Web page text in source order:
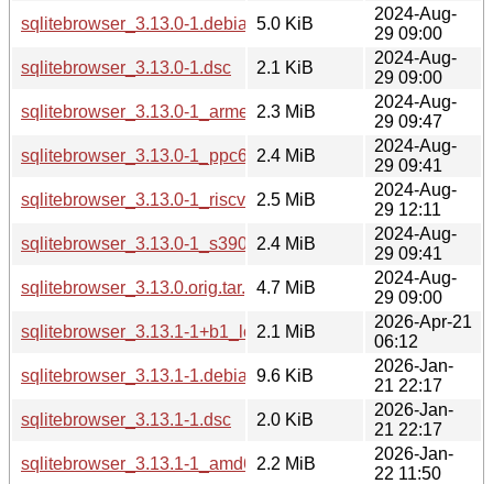
sqlitebrowser_3.13.0-1.debian.tar.xz
5.0 KiB
2024-Aug-
29 09:00
sqlitebrowser_3.13.0-1.dsc
2.1 KiB
2024-Aug-
29 09:00
sqlitebrowser_3.13.0-1_armel.deb2.3 MiB
2024-Aug-
29 09:47
sqlitebrowser_3.13.0-1_ppc64el.deb
2.4 MiB
2024-Aug-
29 09:41
sqlitebrowser_3.13.0-1_riscv64.deb
2.5 MiB
2024-Aug-
29 12:11
sqlitebrowser_3.13.0-1_s390x.deb
2.4 MiB
2024-Aug-
29 09:41
sqlitebrowser_3.13.0.orig.tar.gz4.7 MiB
2024-Aug-
29 09:00
sqlitebrowser_3.13.1-1+b1_loong64.deb
2.1 MiB
2026-Apr-21
06:12
sqlitebrowser_3.13.1-1.debian.tar.xz
9.6 KiB
2026-Jan-
21 22:17
sqlitebrowser_3.13.1-1.dsc
2.0 KiB
2026-Jan-
21 22:17
sqlitebrowser_3.13.1-1_amd64.deb
2.2 MiB
2026-Jan-
22 11:50